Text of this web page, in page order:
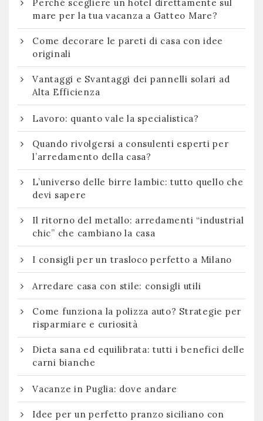
Perché scegliere un hotel direttamente sul
mare per la tua vacanza a Gatteo Mare?
Come decorare le pareti di casa con idee
originali
Vantaggi e Svantaggi dei pannelli solari ad
Alta Efficienza
Lavoro: quanto vale la specialistica?
Quando rivolgersi a consulenti esperti per
l’arredamento della casa?
L’universo delle birre lambic: tutto quello che
devi sapere
Il ritorno del metallo: arredamenti “industrial
chic” che cambiano la casa
I consigli per un trasloco perfetto a Milano
Arredare casa con stile: consigli utili
Come funziona la polizza auto? Strategie per
risparmiare e curiosità
Dieta sana ed equilibrata: tutti i benefici delle
carni bianche
Vacanze in Puglia: dove andare
Idee per un perfetto pranzo siciliano con